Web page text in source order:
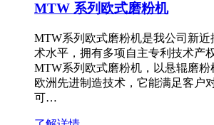
MTW 系列欧式磨粉机
MTW系列欧式磨粉机是我公司新
术水平，拥有多项自主专利技术产
MTW系列欧式磨粉机，以悬辊磨粉
欧洲先进制造技术，它能满足客户
可…